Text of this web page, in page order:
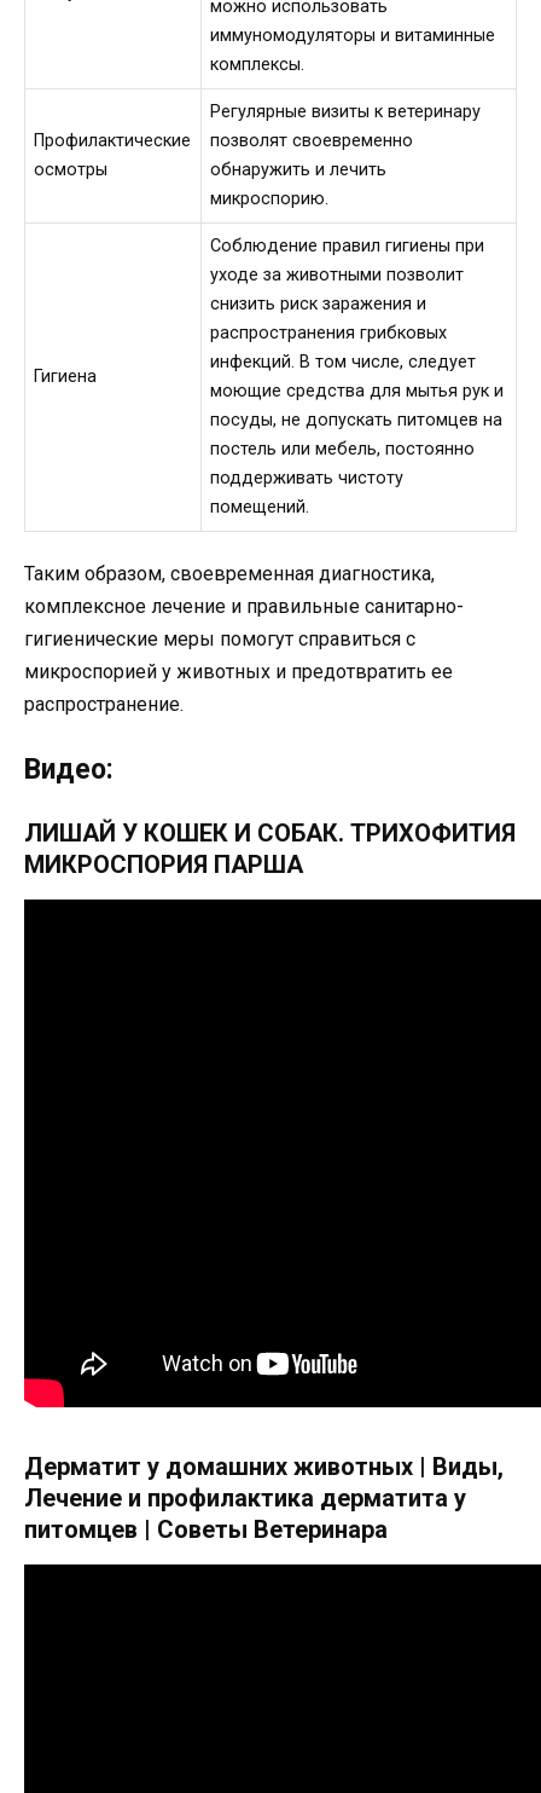
можно использовать
иммуномодуляторы и витаминные
комплексы.
Профилактические
осмотры
Регулярные визиты к ветеринару
позволят своевременно
обнаружить и лечить
микроспорию.
Гигиена
Соблюдение правил гигиены при
уходе за животными позволит
снизить риск заражения и
распространения грибковых
инфекций. В том числе, следует
моющие средства для мытья рук и
посуды, не допускать питомцев на
постель или мебель, постоянно
поддерживать чистоту
помещений.
Таким образом, своевременная диагностика,
комплексное лечение и правильные санитарно-
гигиенические меры помогут справиться с
микроспорией у животных и предотвратить ее
распространение.
Видео:
ЛИШАЙ У КОШЕК И СОБАК. ТРИХОФИТИЯ
МИКРОСПОРИЯ ПАРША
Дерматит у домашних животных | Виды,
Лечение и профилактика дерматита у
питомцев | Советы Ветеринара